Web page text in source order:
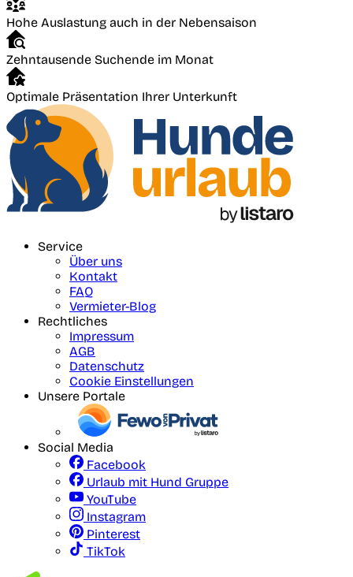
Hohe Auslastung auch in der Nebensaison
Zehntausende Suchende im Monat
Optimale Präsentation Ihrer Unterkunft
Service
Über uns
Kontakt
FAQ
Vermieter-Blog
Rechtliches
Impressum
AGB
Datenschutz
Cookie Einstellungen
Unsere Portale
Social Media
Facebook
Urlaub mit Hund Gruppe
YouTube
Instagram
Pinterest
TikTok